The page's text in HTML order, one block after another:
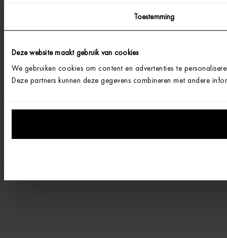
Toestemming
Deze website maakt gebruik van cookies
We gebruiken cookies om content en advertenties te
Deze partners kunnen deze gegevens combineren met andere